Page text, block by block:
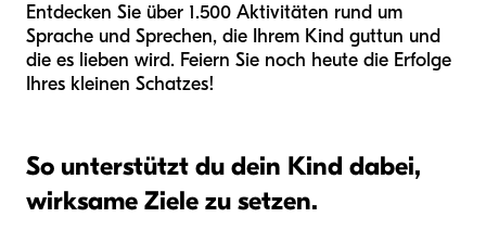
Entdecken Sie über 1.500 Aktivitäten rund um
Sprache und Sprechen, die Ihrem Kind guttun und
die es lieben wird. Feiern Sie noch heute die Erfolge
Ihres kleinen Schatzes!
So unterstützt du dein Kind dabei,
wirksame Ziele zu setzen.